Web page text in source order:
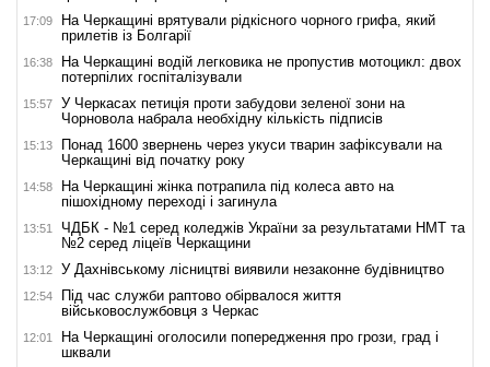
17:09
На Черкащині врятували рідкісного чорного грифа, який
прилетів із Болгарії
16:38
На Черкащині водій легковика не пропустив мотоцикл: двох
потерпілих госпіталізували
15:57
У Черкасах петиція проти забудови зеленої зони на
Чорновола набрала необхідну кількість підписів
15:13
Понад 1600 звернень через укуси тварин зафіксували на
Черкащині від початку року
14:58
На Черкащині жінка потрапила під колеса авто на
пішохідному переході і загинула
13:51
ЧДБК - №1 серед коледжів України за результатами НМТ та
№2 серед ліцеїв Черкащини
13:12 У Дахнівському лісництві виявили незаконне будівництво
12:54
Під час служби раптово обірвалося життя
військовослужбовця з Черкас
12:01
На Черкащині оголосили попередження про грози, град і
шквали